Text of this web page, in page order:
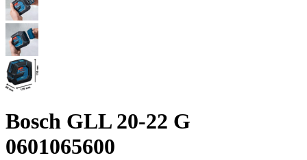
Bosch GLL 20-22 G
0601065600